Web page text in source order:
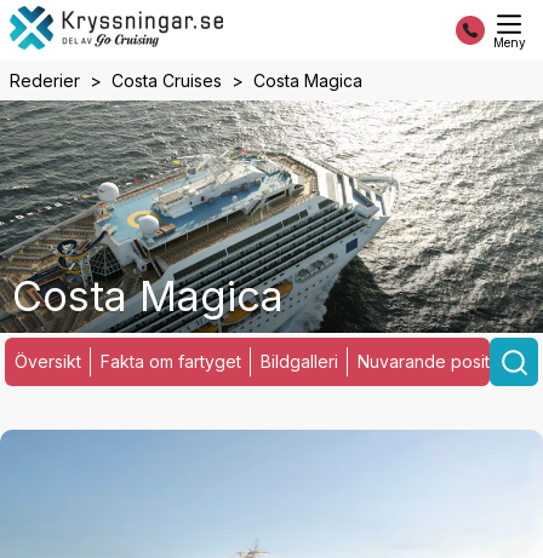
Meny
Rederier Costa Cruises Costa Magica
Costa Magica
Översikt Fakta om fartyget Bildgalleri Nuvarande position